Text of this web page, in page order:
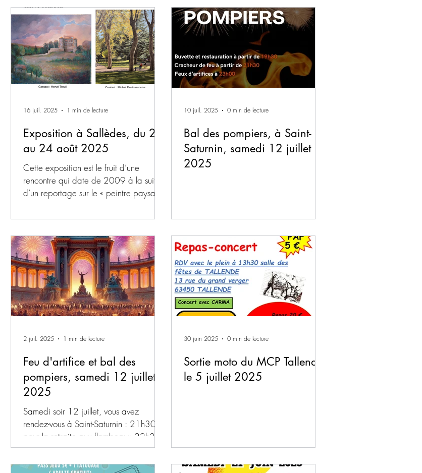
Exposition à Sallèdes, du 2
au 24 août 2025
Cette exposition est le fruit d’une
rencontre qui date de 2009 à la suite
d’un reportage sur le « peintre paysan »
16 juil. 2025 1 min de lecture
Bal des pompiers, à Saint-
Saturnin, samedi 12 juillet
2025
10 juil. 2025 0 min de lecture
Feu d'artifice et bal des
pompiers, samedi 12 juillet
2025
Samedi soir 12 juillet, vous avez
rendez-vous à Saint-Saturnin : 21h30
pour la retraite aux flambeaux 22h30
pour admirer le feu...
2 juil. 2025 1 min de lecture
Sortie moto du MCP Tallende,
le 5 juillet 2025
30 juin 2025 0 min de lecture